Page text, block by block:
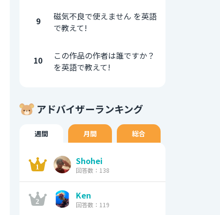
9
磁気不良で使えません を英語
で教えて!
10
この作品の作者は誰ですか？
を英語で教えて!
アドバイザーランキング
週間 月間 総合
Shohei
回答数：138
Ken
回答数：119